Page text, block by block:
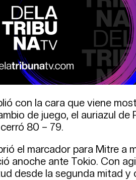
con la cara que viene
de juego, el auriazul
80 – 79.
el marcador para Mitre a
anoche ante Tokio. Con
desde la segunda mitad y